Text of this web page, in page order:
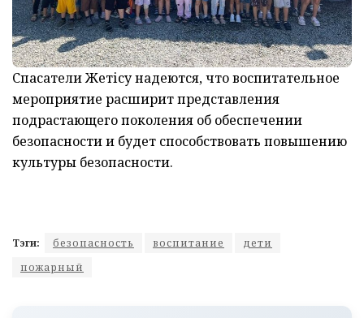
Спасатели Жетісу надеются, что воспитательное
мероприятие расширит представления
подрастающего поколения об обеспечении
безопасности и будет способствовать повышению
культуры безопасности.
Тэги: безопасность воспитание
дети
пожарный